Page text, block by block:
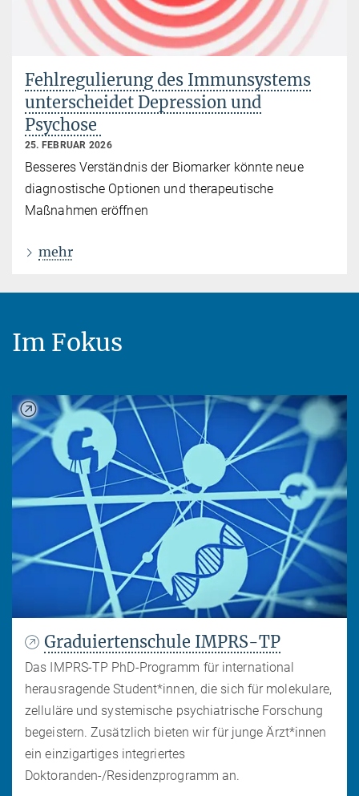
Fehlregulierung des Immunsystems
unterscheidet Depression und
Psychose
25. FEBRUAR 2026
Besseres Verständnis der Biomarker könnte neue
diagnostische Optionen und therapeutische
Maßnahmen eröffnen
mehr
Im Fokus
Graduiertenschule IMPRS-TP
Das IMPRS-TP PhD-Programm für international
herausragende Student*innen, die sich für molekulare,
zelluläre und systemische psychiatrische Forschung
begeistern. Zusätzlich bieten wir für junge Ärzt*innen
ein einzigartiges integriertes
Doktoranden-/Residenzprogramm an.